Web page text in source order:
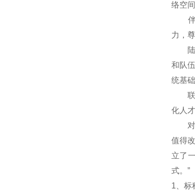
络空
伴随
力，
陆益
和队
统基
联想
化人
对于
值得
立了
式。”
1 、